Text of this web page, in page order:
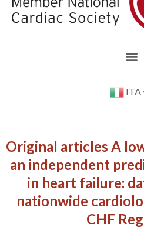
ITA
Original articles A
an independent
in heart failure:
nationwide
CHF